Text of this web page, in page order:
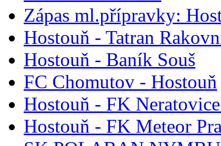
Zápas ml.přípravky:
Hostouň - Tatran
Hostouň - Baník Souš
FC Chomutov - Hostouň
Hostouň - FK
Hostouň - FK Meteor